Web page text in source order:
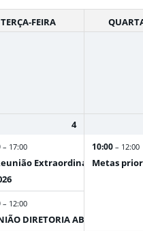
TERÇA-FEIRA
4
– 17:00
Extraordinária do CNRH -
– 12:00
DIRETORIA ABEMA
10:00 – 12:00
Metas